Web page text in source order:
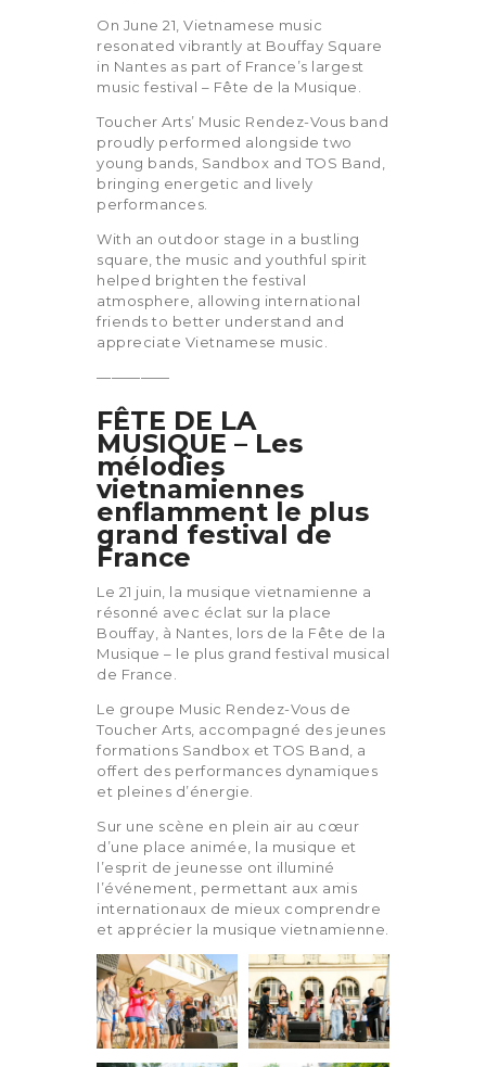
On June 21, Vietnamese music
resonated vibrantly at Bouffay Square
in Nantes as part of France’s largest
music festival – Fête de la Musique.
Toucher Arts’ Music Rendez-Vous band
proudly performed alongside two
young bands, Sandbox and TOS Band,
bringing energetic and lively
performances.
With an outdoor stage in a bustling
square, the music and youthful spirit
helped brighten the festival
atmosphere, allowing international
friends to better understand and
appreciate Vietnamese music.
—————
FÊTE DE LA
MUSIQUE – Les
mélodies
vietnamiennes
enflamment le plus
grand festival de
France
Le 21 juin, la musique vietnamienne a
résonné avec éclat sur la place
Bouffay, à Nantes, lors de la Fête de la
Musique – le plus grand festival musical
de France.
Le groupe Music Rendez-Vous de
Toucher Arts, accompagné des jeunes
formations Sandbox et TOS Band, a
offert des performances dynamiques
et pleines d’énergie.
Sur une scène en plein air au cœur
d’une place animée, la musique et
l’esprit de jeunesse ont illuminé
l’événement, permettant aux amis
internationaux de mieux comprendre
et apprécier la musique vietnamienne.